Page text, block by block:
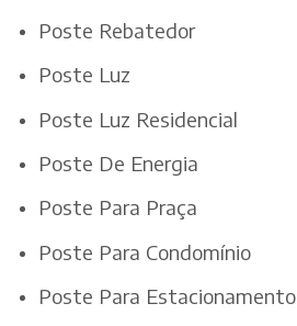
Poste Rebatedor
Poste Luz
Poste Luz Residencial
Poste De Energia
Poste Para Praça
Poste Para Condomínio
Poste Para Estacionamento